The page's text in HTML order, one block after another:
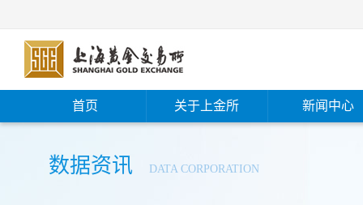
首页 关于上金所 新闻中心
数据资讯 DATA CORPORATION